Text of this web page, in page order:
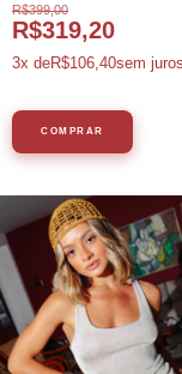
R$399,00
R$319,20
3x deR$106,40sem juros
COMPRAR